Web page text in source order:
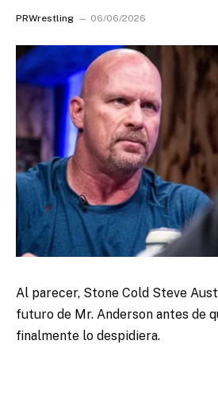
PRWrestling 06/06/2026
Al parecer, Stone Cold Steve
futuro de Mr. Anderson antes de
finalmente lo despidiera.